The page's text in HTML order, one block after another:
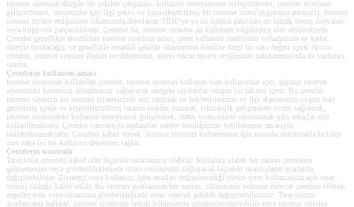
internet sitesinin düzgün bir şekilde çalışması, kullanıcı deneyiminin iyileştirilmesi, internet sitesinin
geliştirilmesi, ziyaretçiler için ilgi çekici ve kişiselleştirilmiş bir internet sitesi/uygulama amacıyla, internet
sitesini ziyaret ettiğinizde cihazınızda depolanan TİDE’ye ya da üçüncü şahıslara ait küçük metin dosyaları
veya bilgi/veri parçacıklarıdır. Çerezler ile, internet sitesine ait kullanım bilgileriniz elde edilmektedir.
Çerezler genellikle alındıkları internet sitesinin adını, çerez kullanım ömürlerini (cihazınızda ne kadar
süreyle tutulacağı), ve genellikle tesadüfî şekilde oluşturulan kendine özgü bir sayı değeri içerir. Ayrıca
çerezler, internet sitesine ilişkin tercihlerinizin, siteyi tekrar ziyaret ettiğinizde hatırlanmasında da yardımcı
olurlar.
Çerezlerin kullanım amacı
Internet sitemizde kullanılan çerezler, internet sitemizi kullanan tüm kullanıcılar için, kişinin internet
sitesindeki kesintisiz dolaşmasını sağlayacak rastgele sayılardan oluşan bir rakamı içerir. Bu çerezler
internet sitemizi bir sonraki ziyaretinizde sizi tanımak ve beklentilerinize ve ilgi alanlarınıza uygun hale
getirilmiş içerik ve kişiselleştirilmiş tarama imkânı sunmak, teknolojik gelişmelere uyum sağlamak,
internet sitemizdeki kullanıcı deneyimini geliştirmek, trafik istatistikleri oluşturmak gibi amaçlar için
kullanılmaktadır. Çerezler vasıtasıyla toplanılan veriler kimliğinizin belirlenmesi amacıyla
kullanılmamaktadır. Çerezleri kabul etmek, internet sitemizi kullanmanız için zorunlu olmamakla birlikte
size daha iyi bir kullanıcı deneyimi sağlar.
Çerezlerin kontrolü
Tarayıcılar çerezleri kabul eder biçimde tasarlanmış olabilir. Kullanıcı olarak her zaman çerezlerin
gelmemesini veya gönderildiklerinde uyarı verilmesini sağlayacak biçimde tarayıcıların ayarlarını
değiştirebilirler. Ziyaretçi veya kullanıcı, işbu ayarları değiştirmediği sürece çerez kullanımına açık onay
vermiş olduğu kabul edilir. Bu tarayıcı ayarlarınızı her zaman, cihazınızda bulunan mevcut çerezleri silecek,
engelleyecek veya cihazınıza gönderildiğinde uyarı verecek şekilde değiştirebilirsiniz. Tarayıcınızı
ayarlamanız halinde, internet sitemizin belirli bölümlerini görüntüleyemeyebilir veya internet sitesini